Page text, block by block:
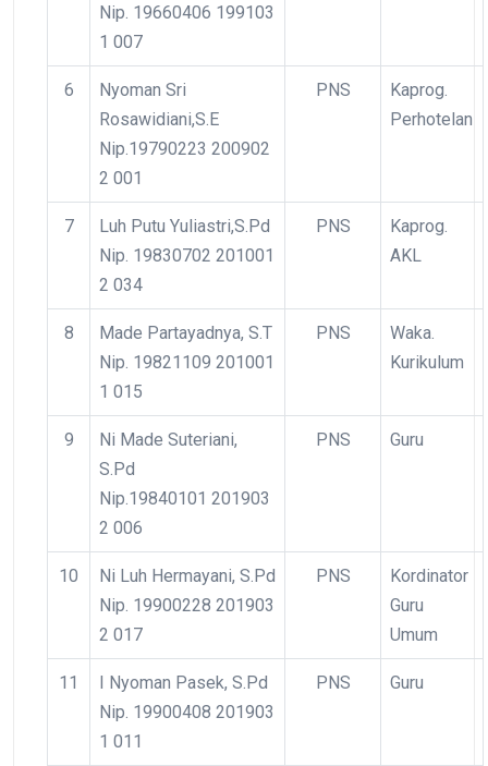
Nip. 19660406 199103
1 007
6
Nyoman Sri
Rosawidiani,S.E
Nip.19790223 200902
2 001
PNS
Kaprog.
Perhotelan
7
Luh Putu Yuliastri,S.Pd
Nip. 19830702 201001
2 034
PNS
Kaprog.
AKL
8
Made Partayadnya, S.T
Nip. 19821109 201001
1 015
PNS
Waka.
Kurikulum
9
Ni Made Suteriani,
S.Pd
Nip.19840101 201903
2 006
PNS Guru
10
Ni Luh Hermayani, S.Pd
Nip. 19900228 201903
2 017
PNS
Kordinator
Guru
Umum
11
I Nyoman Pasek, S.Pd
Nip. 19900408 201903
1 011
PNS Guru